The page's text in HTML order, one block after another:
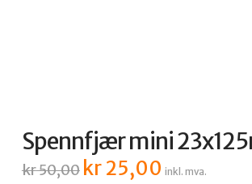
Spennfjær mini
kr50,00 Opprinnelig
pris
kr25,00 Nåværende
pris
inkl. mva.